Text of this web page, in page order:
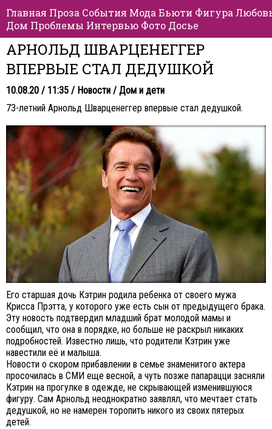
Главная Проза События Мода Бьюти Фигура
Дом Проблемы Интервью Фото Досье
АРНОЛЬД ШВАРЦЕНЕГГЕР
ВПЕРВЫЕ СТАЛ ДЕДУШКОЙ
10.08.20 / 11:35 / Новости / Дом и дети
73-летний Арнольд Шварценеггер впервые стал дедушкой.
Его старшая дочь Кэтрин родила ребенка от своего мужа
Крисса Прэтта, у которого уже есть сын от предыдущего брака.
Эту новость подтвердил младший брат молодой мамы и
сообщил, что она в порядке, но больше не раскрыл никаких
подробностей. Известно лишь, что родители Кэтрин уже
навестили её и малыша.
Новости о скором прибавлении в семье знаменитого актера
просочилась в СМИ еще весной, а чуть позже папарацци засняли
Кэтрин на прогулке в одежде, не скрывающей изменившуюся
фигуру. Сам Арнольд неоднократно заявлял, что мечтает стать
дедушкой, но не намерен торопить никого из своих пятерых
детей.